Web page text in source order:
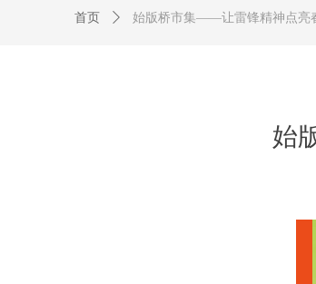
始
首页 ꄲ 始版桥市集——让雷锋精神点亮